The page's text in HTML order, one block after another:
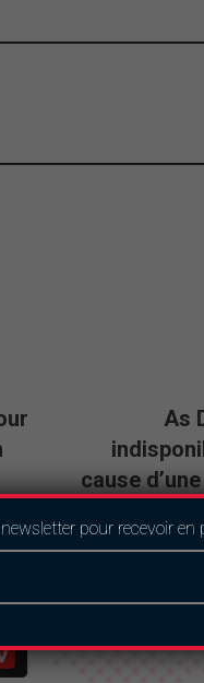
As
cause
pour recevoir